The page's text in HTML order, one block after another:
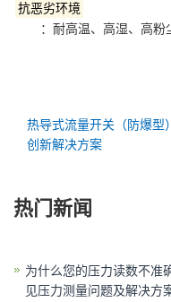
‌抗恶劣环境‌
：耐高温、高湿、高
热导式流量开关（防爆型
创新解决方案
热门新闻
为什么您的压力读数不准
见压力测量问题及解决方